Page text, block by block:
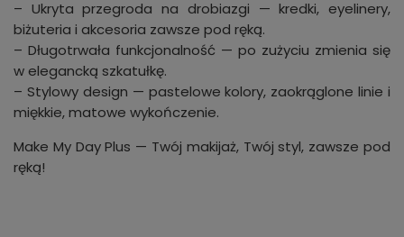
– Ukryta przegroda na drobiazgi — kredki, eyelinery,
biżuteria i akcesoria zawsze pod ręką.
– Długotrwała funkcjonalność — po zużyciu zmienia się
w elegancką szkatułkę.
– Stylowy design — pastelowe kolory, zaokrąglone linie i
miękkie, matowe wykończenie.
Make My Day Plus — Twój makijaż, Twój styl, zawsze pod
ręką!